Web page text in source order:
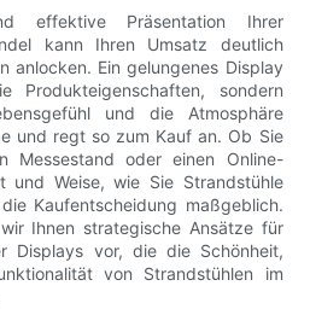
effektive Präsentation Ihrer
kann Ihren Umsatz deutlich
anlocken. Ein gelungenes Display
Produkteigenschaften, sondern
und die Atmosphäre
und regt so zum Kauf an. Ob Sie
Messestand oder einen Online-
und Weise, wie Sie Strandstühle
Kaufentscheidung maßgeblich.
Ihnen strategische Ansätze für
Displays vor, die die Schönheit,
von Strandstühlen im